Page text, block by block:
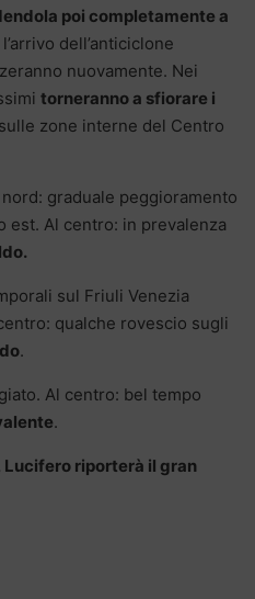
poi completamente a
dell’anticiclone
nuovamente. Nei
torneranno a sfiorare i
zone interne del Centro
graduale peggioramento
est. Al centro: in prevalenza
sul Friuli Venezia
qualche rovescio sugli
.
Al centro: bel tempo
.
Lucifero riporterà il gran